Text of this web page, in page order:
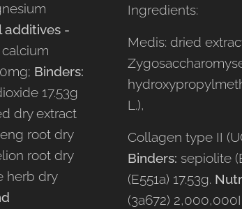
additives -
Binders:
17.53g
dry extract
root dry
root dry
herb dry
Ingredients:
Medis: dried
L.),
Collagen type II
Binders: sepiolite
(E551a) 17.53g.
(3a672)